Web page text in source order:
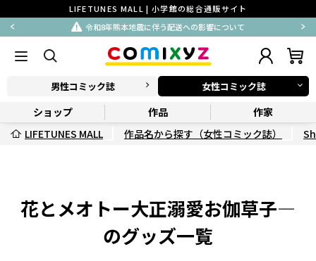
LIFETUNES MALL | 小学館の総合通販サイト
令和8年熊本地震に伴う配送への影響について
男性コミック誌 女性コミック誌
ショップ 作品
作家
LIFETUNES MALL
作品名から探す（女性コミック誌）
花とメオトー大正溺愛お伽草子―
のグッズ一覧